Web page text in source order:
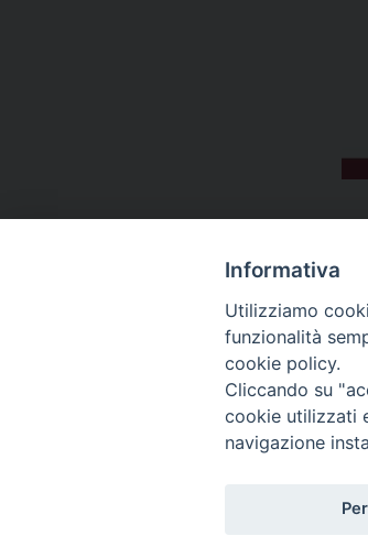
TAVOLO ASILO
Informativa
Utilizziamo
funzionalità
cookie policy.
Cliccando su
cookie utilizzati
navigazione